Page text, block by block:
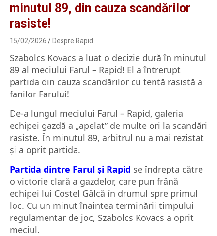
minutul 89, din cauza scandărilor
rasiste!
15/02/2026 Despre Rapid
Szabolcs Kovacs a luat o decizie dură în minutul
89 al meciului Farul – Rapid! El a întrerupt
partida din cauza scandărilor cu tentă rasistă a
fanilor Farului!
De-a lungul meciului Farul – Rapid, galeria
echipei gazdă a „apelat” de multe ori la scandări
rasiste. În minutul 89, arbitrul nu a mai rezistat
și a oprit partida.
Partida dintre Farul și Rapid se îndrepta către
o victorie clară a gazdelor, care pun frână
echipei lui Costel Gâlcă în drumul spre primul
loc. Cu un minut înaintea terminării timpului
regulamentar de joc, Szabolcs Kovacs a oprit
meciul.